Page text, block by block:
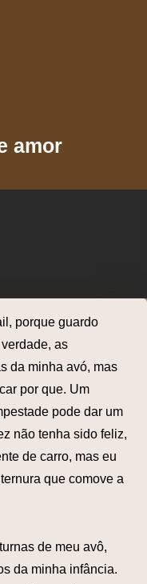
amor
porque guardo
as
da minha avó, mas
por que. Um
pode dar um
não tenha sido feliz,
de carro, mas eu
que comove a
de meu avô,
da minha infância.